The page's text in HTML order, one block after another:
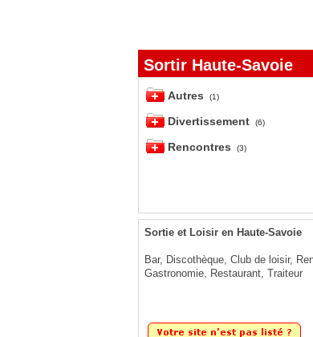
Sortir Haute-Savoie
Autres (1)
Divertissement (6)
Rencontres (3)
Sortie et Loisir en Haute-Savoie
Bar, Discothèque, Club de loisir,
Gastronomie, Restaurant, Traiteur